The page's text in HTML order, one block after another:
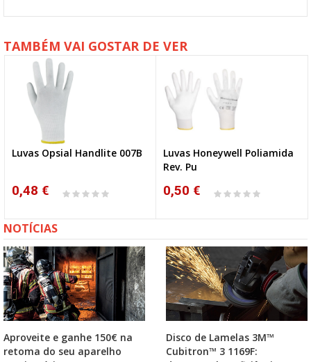
TAMBÉM VAI GOSTAR DE VER
Luvas Opsial Handlite 007B
0,48 €
Luvas Honeywell Poliamida
Rev. Pu
0,50 €
NOTÍCIAS
Aproveite e ganhe 150€ na
retoma do seu aparelho
Disco de Lamelas 3M™
Cubitron™ 3 1169F: